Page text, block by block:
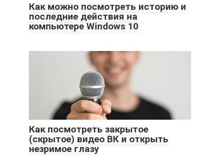
Как можно посмотреть историю и
последние действия на
компьютере Windows 10
Как посмотреть закрытое
(скрытое) видео ВК и открыть
незримое глазу